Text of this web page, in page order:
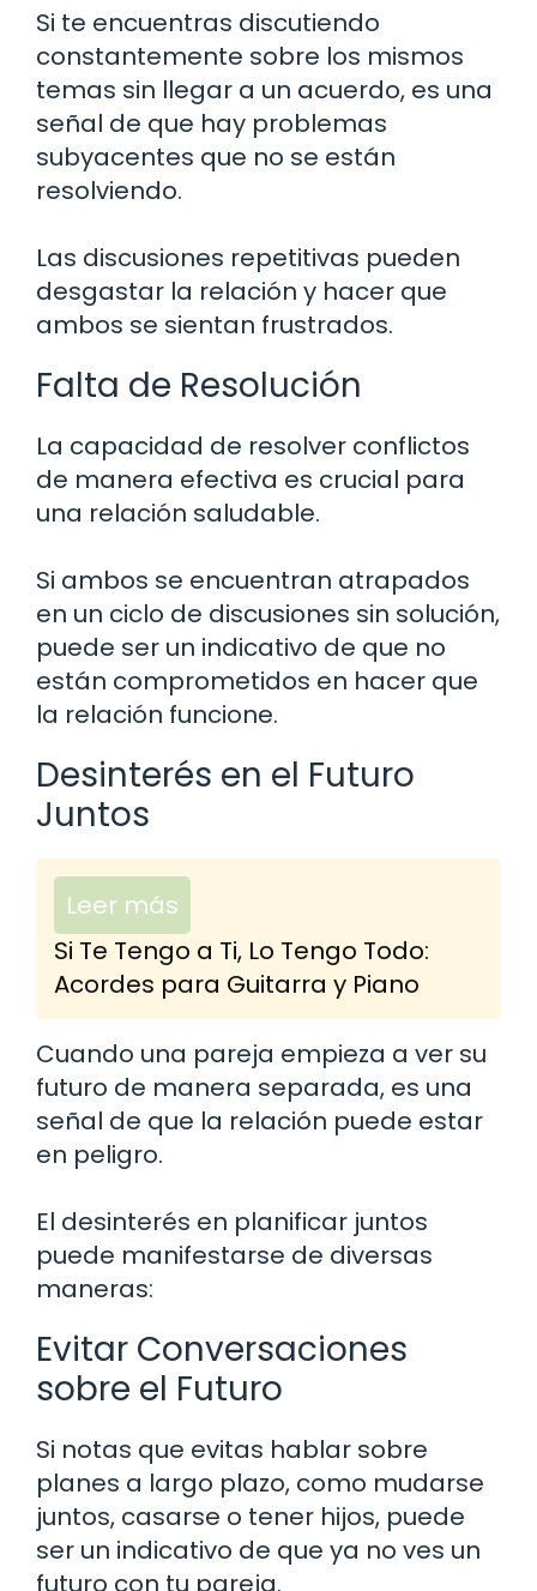
Si te encuentras discutiendo
constantemente sobre los mismos
temas sin llegar a un acuerdo, es una
señal de que hay problemas
subyacentes que no se están
resolviendo.
Las discusiones repetitivas pueden
desgastar la relación y hacer que
ambos se sientan frustrados.
Falta de Resolución
La capacidad de resolver conflictos
de manera efectiva es crucial para
una relación saludable.
Si ambos se encuentran atrapados
en un ciclo de discusiones sin solución,
puede ser un indicativo de que no
están comprometidos en hacer que
la relación funcione.
Desinterés en el Futuro
Juntos
Leer más
Si Te Tengo a Ti, Lo Tengo Todo:
Acordes para Guitarra y Piano
Cuando una pareja empieza a ver su
futuro de manera separada, es una
señal de que la relación puede estar
en peligro.
El desinterés en planificar juntos
puede manifestarse de diversas
maneras:
Evitar Conversaciones
sobre el Futuro
Si notas que evitas hablar sobre
planes a largo plazo, como mudarse
juntos, casarse o tener hijos, puede
ser un indicativo de que ya no ves un
futuro con tu pareja.